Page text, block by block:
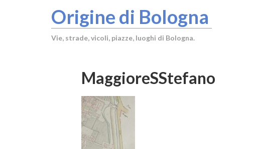
Origine di Bologna
Vie, strade, vicoli, piazze, luoghi di Bologna.
MaggioreSStefano